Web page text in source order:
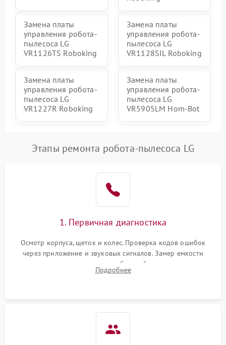
Замена платы
управления робота-
пылесоса LG
VR1126TS Roboking
Замена платы
управления робота-
пылесоса LG
VR1128SIL Roboking
Замена платы
управления робота-
пылесоса LG
VR1227R Roboking
Замена платы
управления робота-
пылесоса LG
VR5905LM Hom-Bot
Этапы ремонта робота-пылесоса LG
1. Первичная диагностика
Осмотр корпуса, щеток и колес. Проверка кодов ошибок
через приложение и звуковых сигналов. Замер емкости
аккумулятора и тестирование базовой станции зарядки.
Оценка работы лидара, бампера и датчиков падения для
Подробнее